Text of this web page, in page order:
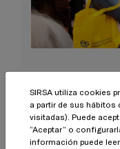
SIRSA utiliza cookies
a partir de sus hábitos
visitadas). Puede
“Aceptar” o
información puede